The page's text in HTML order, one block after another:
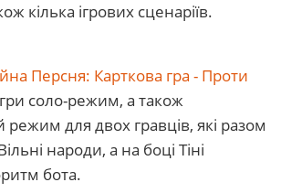
кілька ігрових сценаріїв.
Персня: Карткова гра - Проти
соло-режим, а також
для двох гравців, які разом
народи, а на боці Тіні
бота.